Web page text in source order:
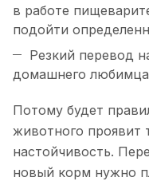
в работе
подойти
Резкий перевод
домашнего любимца
Потому будет
животного проявит
настойчивость.
новый корм нужно